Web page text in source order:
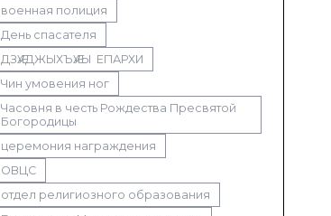
военная полиция
День спасателя
ДЗӔУДЖЫХЪӔУЫ ЕПАРХИ
Чин умовения ног
Часовня в честь Рождества Пресвятой
Богородицы
церемония награждения
ОВЦС
отдел религиозного образования